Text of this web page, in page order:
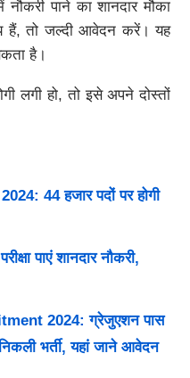
पाने का शानदार मौका
हैं, तो जल्दी आवेदन करें। यह
है।
लगी हो, तो इसे अपने दोस्तों
44 हजार पदों पर होगी
पाएं शानदार नौकरी,
2024: ग्रेजुएशन पास
भर्ती, यहां जाने आवेदन